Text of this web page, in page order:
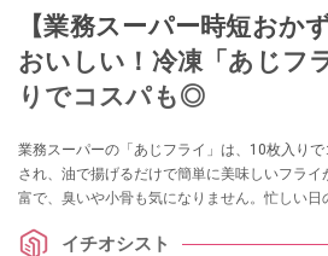
【業務スーパー時短おか
おいしい！冷凍「あじフ
りでコスパも◎
業務スーパーの「あじフライ」は、10枚入り
され、油で揚げるだけで簡単に美味しいフライ
富で、臭いや小骨も気になりません。忙しい日
イチオシスト